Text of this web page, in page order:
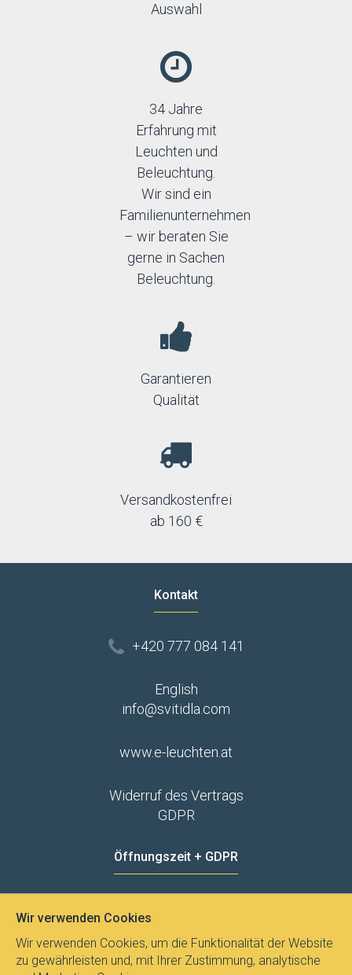
Auswahl
34 Jahre
Erfahrung mit
Leuchten und
Beleuchtung.
Wir sind ein
Familienunternehmen
– wir beraten Sie
gerne in Sachen
Beleuchtung.
Garantieren
Qualität
Versandkostenfrei
ab 160 €
Kontakt
+420 777 084 141
English
info@svitidla.com
www.e-leuchten.at
Widerruf des Vertrags
GDPR
Öffnungszeit + GDPR
Wir verwenden Cookies
Wir verwenden Cookies, um die Funktionalität der Website
zu gewährleisten und, mit Ihrer Zustimmung, analytische